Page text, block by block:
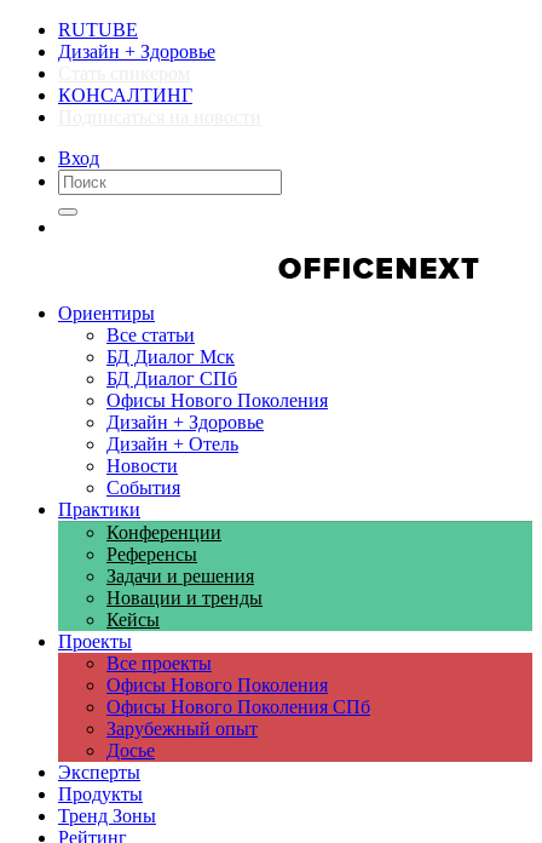
RUTUBE
Дизайн + Здоровье
КОНСАЛТИНГ
Вход
Ориентиры
Все статьи
БД Диалог Мск
БД Диалог СПб
Офисы Нового Поколения
Дизайн + Здоровье
Дизайн + Отель
Новости
События
Практики
Конференции
Референсы
Задачи и решения
Новации и тренды
Кейсы
Проекты
Все проекты
Офисы Нового Поколения
Офисы Нового Поколения СПб
Зарубежный опыт
Досье
Эксперты
Продукты
Тренд Зоны
Рейтинг